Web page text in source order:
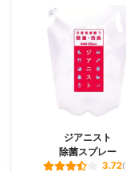
ジアニスト
除菌スプレー
3.72